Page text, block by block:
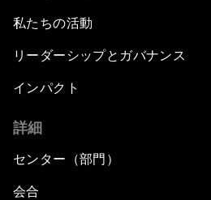
私たちの活動
リーダーシップとガバナンス
インパクト
詳細
センター（部門）
会合